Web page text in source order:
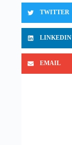
TWITTER
LINKEDIN
EMAIL